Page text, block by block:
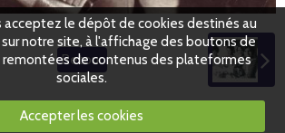
Retour
acceptez le dépôt de cookies destinés au
notre site, à l'affichage des boutons de
remontées de contenus des plateformes
sociales.
Accepter les cookies